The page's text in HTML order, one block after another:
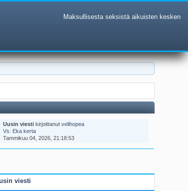
Maksullisesta seksistä aikuisten kesken
Uusin viesti kirjoittanutvelihopea
Vs: Eka kerta
Tammikuu 04, 2026, 21:18:53
viesti